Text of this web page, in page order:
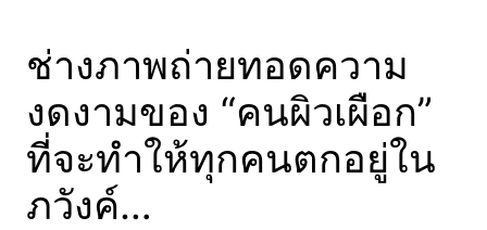
ช่างภาพถ่ายทอดความ
งดงามของ “คนผิวเผือก”
ที่จะทำให้ทุกคนตกอยู่ใน
ภวังค์…